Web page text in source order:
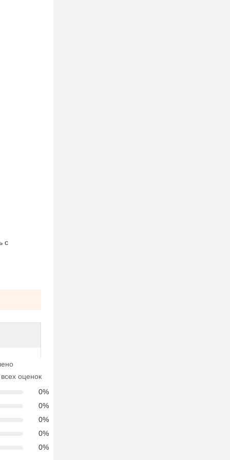
с
оценок
0%
0%
0%
0%
0%